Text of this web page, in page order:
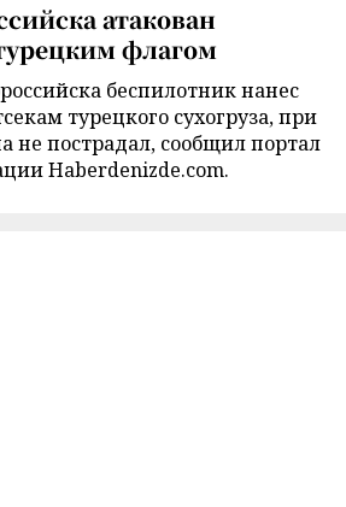
атакован
флагом
беспилотник нанес
турецкого сухогруза, при
не пострадал, сообщил портал
Haberdenizde.com.